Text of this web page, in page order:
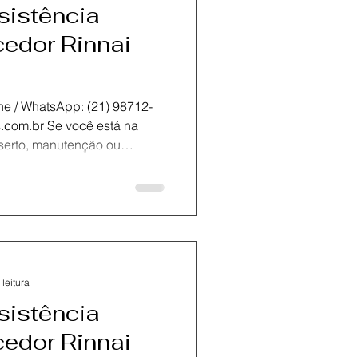
Rinnai
(21) 98712-
técnica
do seu equipamento.
Rinnai
leitura